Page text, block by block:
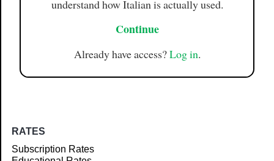
understand how Italian is actually used.
Continue
Already have access?Log in.
RATES
Subscription Rates